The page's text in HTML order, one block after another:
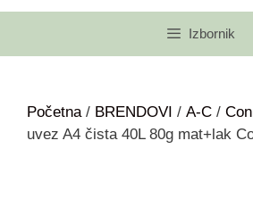
Izbornik
Početna/ BRENDOVI / A-C /
uvez A4 čista 40L 80g mat+lak